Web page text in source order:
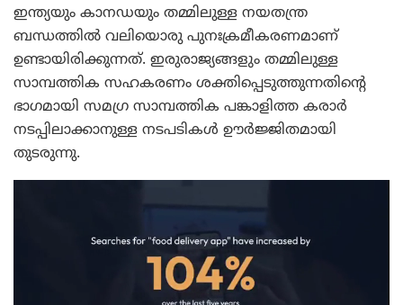
ഇന്ത്യയും കാനഡയും തമ്മിലുള്ള നയതന്ത്ര
ബന്ധത്തിൽ വലിയൊരു പുനഃക്രമീകരണമാണ്
ഉണ്ടായിരിക്കുന്നത്. ഇരുരാജ്യങ്ങളും തമ്മിലുള്ള
സാമ്പത്തിക സഹകരണം ശക്തിപ്പെടുത്തുന്നതിന്റെ
ഭാഗമായി സമഗ്ര സാമ്പത്തിക പങ്കാളിത്ത കരാർ
നടപ്പിലാക്കാനുള്ള നടപടികൾ ഊർജ്ജിതമായി
തുടരുന്നു.